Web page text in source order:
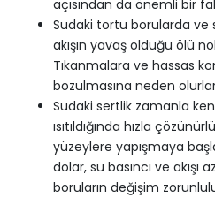
açısından da önemli bir
Sudaki tortu borularda ve
akışın yavaş olduğu ölü
Tıkanmalara ve hassas
bozulmasına neden
Sudaki sertlik zamanla
ısıtıldığında hızla
yüzeylere yapışmaya
dolar, su basıncı ve akışı
boruların değişim